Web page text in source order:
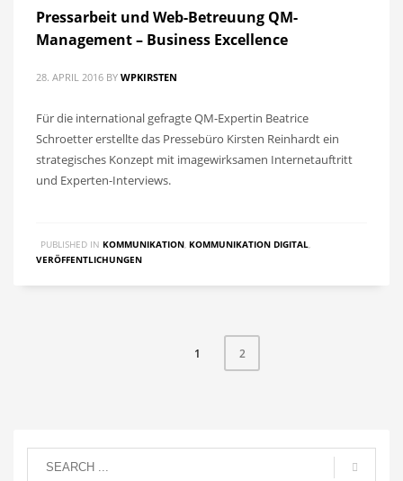
Pressarbeit und Web-Betreuung QM-
Management – Business Excellence
28. APRIL 2016 BY WPKIRSTEN
Für die international gefragte QM-Expertin Beatrice
Schroetter erstellte das Pressebüro Kirsten Reinhardt ein
strategisches Konzept mit imagewirksamen Internetauftritt
und Experten-Interviews.
PUBLISHED IN KOMMUNIKATION, KOMMUNIKATION DIGITAL,
VERÖFFENTLICHUNGEN
1 2